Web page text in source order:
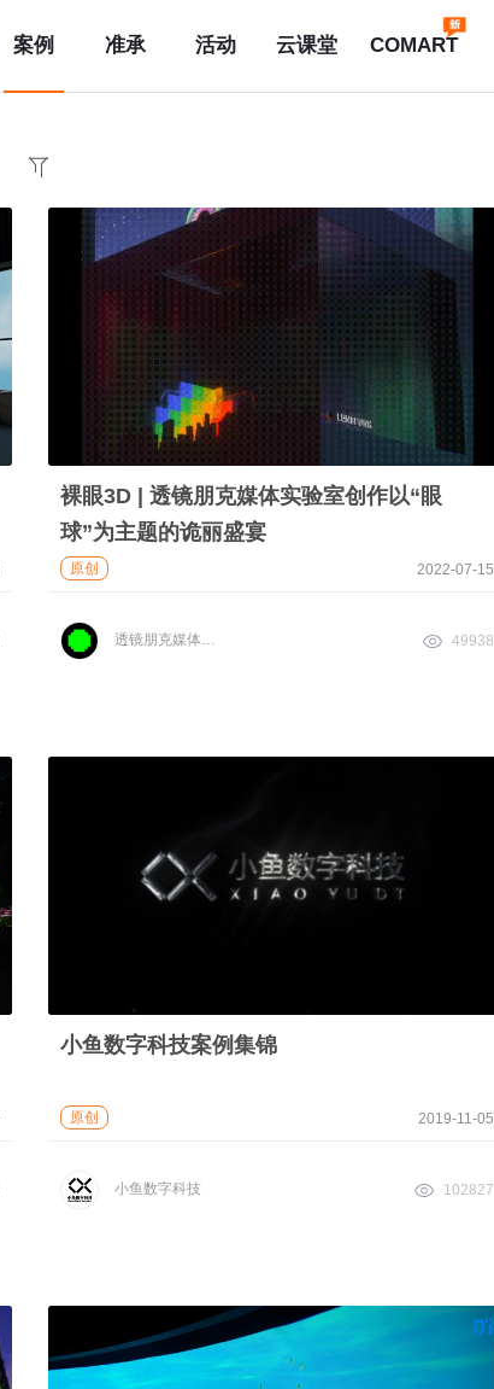
案例 准承 活动 云课堂 COMART
裸眼3D | 透镜朋克媒体实验室创作以“眼
球”为主题的诡丽盛宴
原创 2022-07-15
透镜朋克媒体实验室 49938
小鱼数字科技案例集锦
原创 2019-11-05
小鱼数字科技 102827